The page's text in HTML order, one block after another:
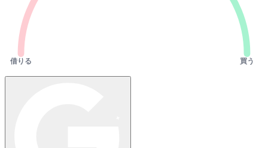
借りる 買う